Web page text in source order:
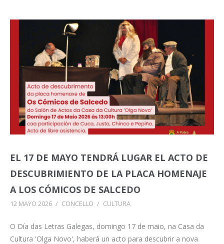
EL 17 DE MAYO TENDRÁ LUGAR EL ACTO DE
DESCUBRIMIENTO DE LA PLACA HOMENAJE
A LOS CÓMICOS DE SALCEDO
12 MAYO 2026 / CONCELLO / CULTURA
O Día das Letras Galegas, domingo 17 de maio, na Casa da
Cultura 'Olga Novo', haberá un acto para descubrir a nova